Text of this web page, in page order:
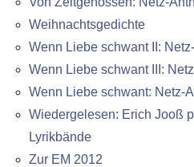
Weihnachtsgedichte
Wenn Liebe schwant II:
Wenn Liebe schwant III:
Wenn Liebe schwant: Netz-
Wiedergelesen: Erich Jooß
Lyrikbände
Zur EM 2012